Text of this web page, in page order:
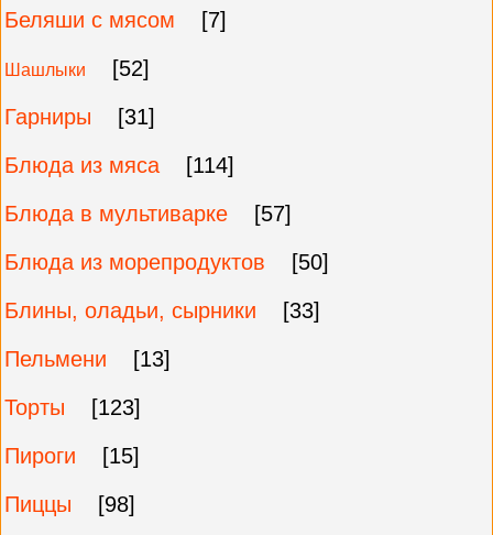
Беляши с мясом
[7]
Шашлыки
[52]
Гарниры
[31]
Блюда из мяса
[114]
Блюда в мультиварке
[57]
Блюда из морепродуктов
[50]
Блины, оладьи, сырники
[33]
Пельмени
[13]
Торты
[123]
Пироги
[15]
Пиццы
[98]